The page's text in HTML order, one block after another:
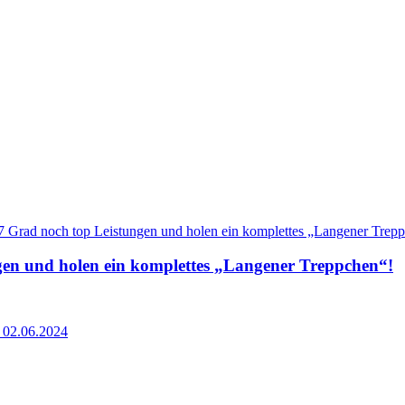
und holen ein komplettes „Langener Treppchen“!